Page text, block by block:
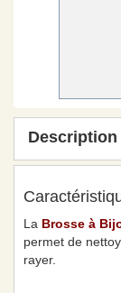
Description
La Brosse à
permet de
rayer.